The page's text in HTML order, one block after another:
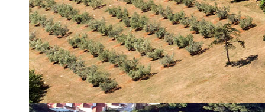
Projekti Instituta
Dialogue4Tourism
REVIVE
WASTEREDUCE
MITOMED+
WINTERMED
CASTWATER
INHERIT